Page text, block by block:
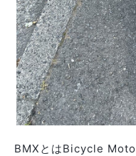
BMXとはBicycle